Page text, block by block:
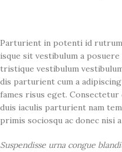
Parturient in potenti id
isque sit vestibulum a
tristique vestibulum
dis parturient cum a
fames risus eget. Consectetur
duis iaculis parturient nam
primis sociosqu ac donec nisi
Suspendisse urna congue